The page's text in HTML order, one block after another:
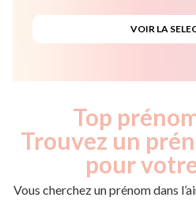
Top
Trouvez un
pour
Vous cherchez un prénom dans